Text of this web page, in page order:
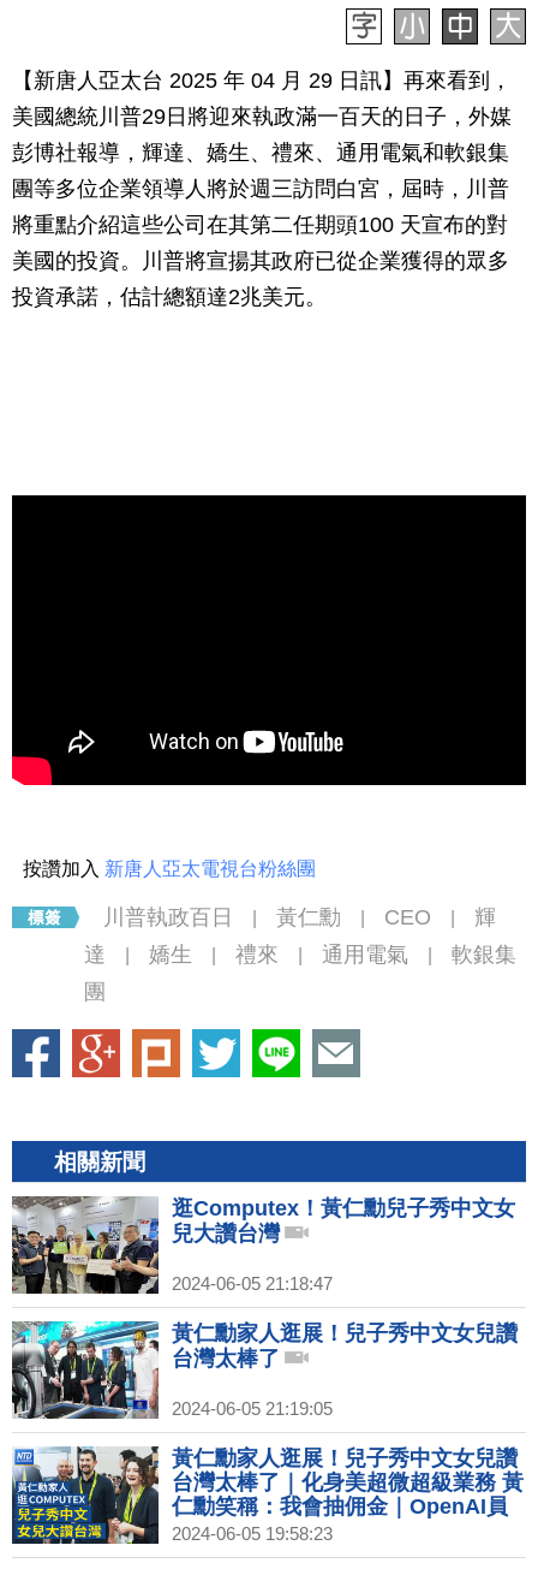
【新唐人亞太台 2025 年 04 月 29 日訊】再來看到，
美國總統川普29日將迎來執政滿一百天的日子，外媒
彭博社報導，輝達、嬌生、禮來、通用電氣和軟銀集
團等多位企業領導人將於週三訪問白宮，屆時，川普
將重點介紹這些公司在其第二任期頭100 天宣布的對
美國的投資。川普將宣揚其政府已從​​企業獲得的眾多
投資承諾，估計總額達2兆美元。
按讚加入 新唐人亞太電視台粉絲團
川普執政百日 黃仁勳 CEO
輝
達
嬌生 禮來 通用電氣
軟銀集
團
相關新聞
逛Computex！黃仁勳兒子秀中文女
兒大讚台灣
2024-06-05 21:18:47
黃仁勳家人逛展！兒子秀中文女兒讚
台灣太棒了
2024-06-05 21:19:05
黃仁勳家人逛展！兒子秀中文女兒讚
台灣太棒了｜化身美超微超級業務 黃
仁勳笑稱：我會抽佣金｜OpenAI員
工公開信：AI缺乏監督 存嚴重風險
2024-06-05 19:58:23